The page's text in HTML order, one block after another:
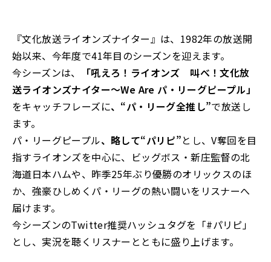
『文化放送ライオンズナイター』は、1982年の放送開
始以来、今年度で41年目のシーズンを迎えます。
今シーズンは、
「吼えろ！ライオンズ 叫べ！文化放
送ライオンズナイター～We Are パ・リーグピープル」
をキャッチフレーズに、“パ・リーグ全推し”で放送し
ます。
パ・リーグピープル、略して“パリピ”とし、V奪回を目
指すライオンズを中心に、ビッグボス・新庄監督の北
海道日本ハムや、昨季25年ぶり優勝のオリックスのほ
か、強豪ひしめくパ・リーグの熱い闘いをリスナーへ
届けます。
今シーズンのTwitter推奨ハッシュタグを「#パリピ」
とし、実況を聴くリスナーとともに盛り上げます。